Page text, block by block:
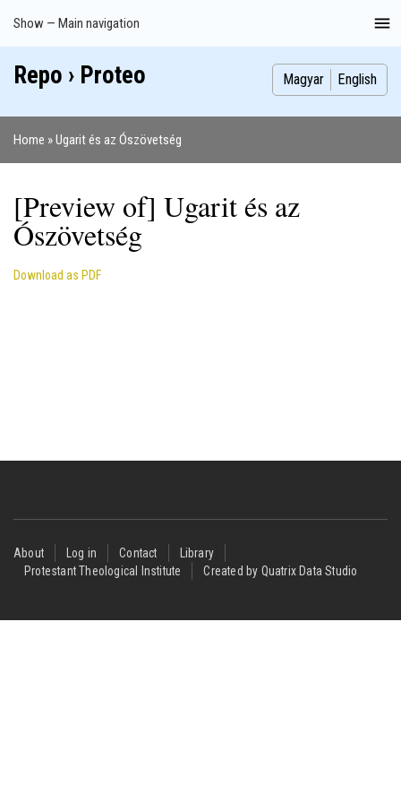
Main
navigation
Show — Main navigation
Index
Publications
Theses
Images
Contributors
Repo › Proteo Magyar English
Home Ugarit és az Ószövetség
[Preview of] Ugarit és az
Ószövetség
Download as PDF
Footer
menu
About Log in Contact
Library
Protestant Theological Institute
Created by Quatrix Data Studio